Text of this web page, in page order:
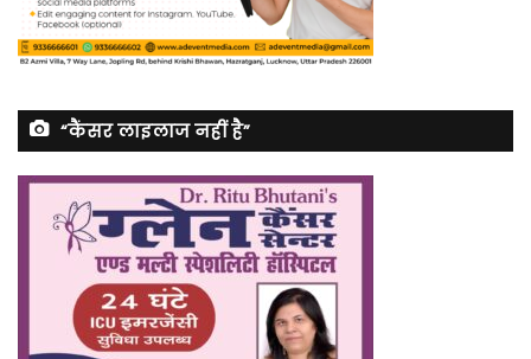
“कैंसर लाइलाज नहीं है”